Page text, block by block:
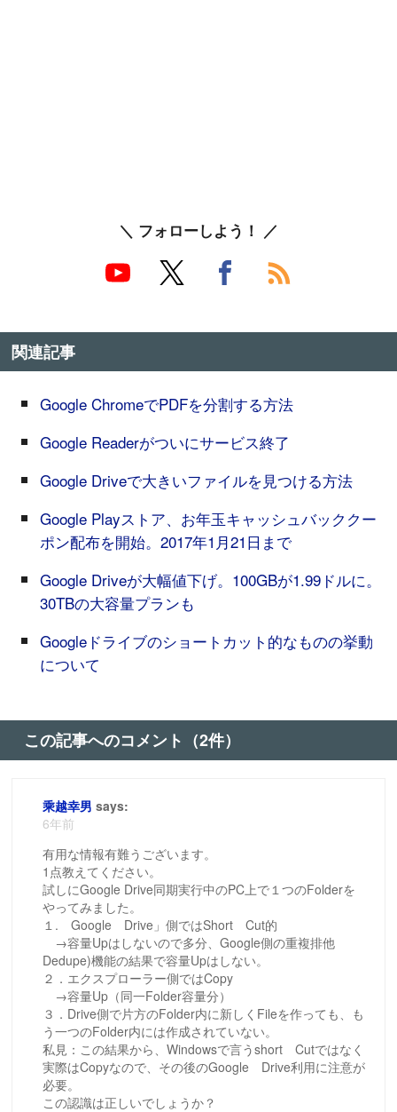
＼ フォローしよう！ ／
関連記事
Google ChromeでPDFを分割する方法
Google Readerがついにサービス終了
Google Driveで大きいファイルを見つける方法
Google Playストア、お年玉キャッシュバッククー
ポン配布を開始。2017年1月21日まで
Google Driveが大幅値下げ。100GBが1.99ドルに。
30TBの大容量プランも
Googleドライブのショートカット的なものの挙動
について
この記事へのコメント（2件）
乘越幸男 says:
6年前
有用な情報有難うございます。
1点教えてください。
試しにGoogle Drive同期実行中のPC上で１つのFolderを
やってみました。
１. Google Drive」側ではShort Cut的
→容量Upはしないので多分、Google側の重複排他
Dedupe)機能の結果で容量Upはしない。
２．エクスプローラー側ではCopy
→容量Up（同一Folder容量分）
３．Drive側で片方のFolder内に新しくFileを作っても、も
う一つのFolder内には作成されていない。
私見：この結果から、Windowsで言うshort Cutではなく
実際はCopyなので、その後のGoogle Drive利用に注意が
必要。
この認識は正しいでしょうか？